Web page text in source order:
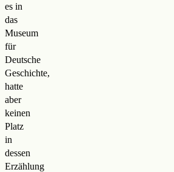
es in
das
Museum
für
Deutsche
Geschichte,
hatte
aber
keinen
Platz
in
dessen
Erzählung